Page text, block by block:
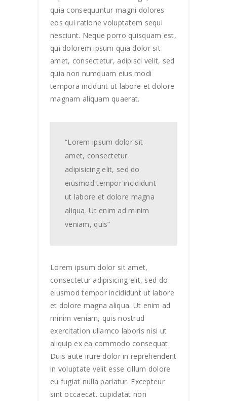
quia consequuntur magni dolores
eos qui ratione voluptatem sequi
nesciunt. Neque porro quisquam est,
qui dolorem ipsum quia dolor sit
amet, consectetur, adipisci velit, sed
quia non numquam eius modi
tempora incidunt ut labore et dolore
magnam aliquam quaerat.
“Lorem ipsum dolor sit
amet, consectetur
adipisicing elit, sed do
eiusmod tempor incididunt
ut labore et dolore magna
aliqua. Ut enim ad minim
veniam, quis”
Lorem ipsum dolor sit amet,
consectetur adipisicing elit, sed do
eiusmod tempor incididunt ut labore
et dolore magna aliqua. Ut enim ad
minim veniam, quis nostrud
exercitation ullamco laboris nisi ut
aliquip ex ea commodo consequat.
Duis aute irure dolor in reprehenderit
in voluptate velit esse cillum dolore
eu fugiat nulla pariatur. Excepteur
sint occaecat. cupidatat non